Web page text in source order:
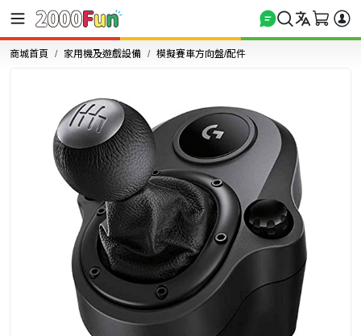
商城首頁 家用機及遊戲設備 模擬賽車方向盤/配件